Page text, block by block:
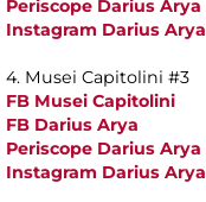
Periscope Darius Arya
Instagram Darius Arya
4. Musei Capitolini #3
FB Musei Capitolini
FB Darius Arya
Periscope Darius Arya
Instagram Darius Arya